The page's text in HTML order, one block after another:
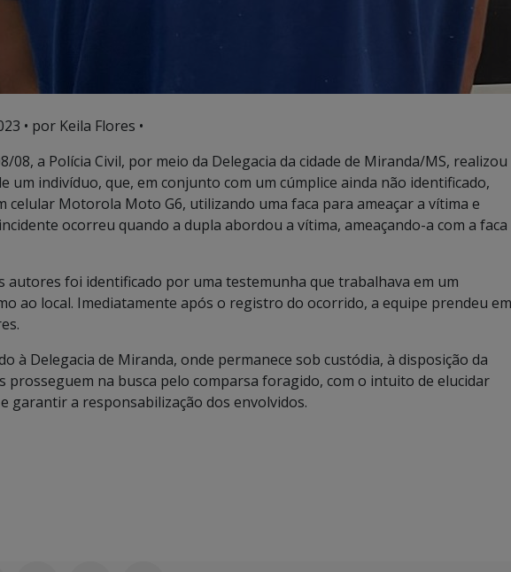
• por Keila Flores •
08, a Polícia Civil, por meio da Delegacia da cidade de Miranda/MS, realizou
um indivíduo, que, em conjunto com um cúmplice ainda não identificado,
celular Motorola Moto G6, utilizando uma faca para ameaçar a vítima e
ocorreu quando a dupla abordou a vítima, ameaçando-a com a faca
autores foi identificado por uma testemunha que trabalhava em um
ao local. Imediatamente após o registro do ocorrido, a equipe prendeu em
à Delegacia de Miranda, onde permanece sob custódia, à disposição da
prosseguem na busca pelo comparsa foragido, com o intuito de elucidar
garantir a responsabilização dos envolvidos.